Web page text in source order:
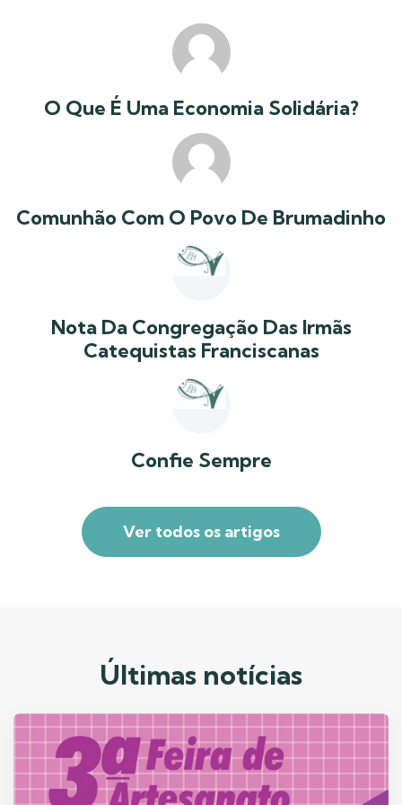
O Que É Uma Economia Solidária?
Comunhão Com O Povo De Brumadinho
Nota Da Congregação Das Irmãs
Catequistas Franciscanas
Confie Sempre
Ver todos os artigos
Últimas notícias